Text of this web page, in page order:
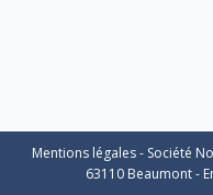
Mentions légales- Société
63110 Beaumont -